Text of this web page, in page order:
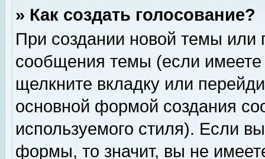
» Как создать голосование?
При создании новой темы или
сообщения темы (если
щелкните вкладку или
основной формой создания
используемого стиля). Если
формы, то значит, вы не